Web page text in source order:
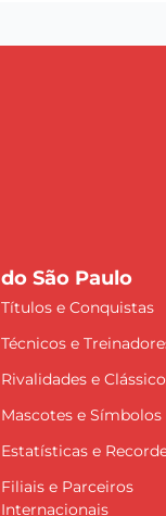
São Paulo
Títulos e Conquistas
Técnicos e
Rivalidades e
Mascotes e Símbolos
Estatísticas e
Filiais e Parceiros
Internacionais